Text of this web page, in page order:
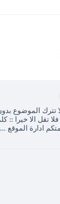
تترك الموضوع
تقل الا خيرا ::
ادارة الموقع